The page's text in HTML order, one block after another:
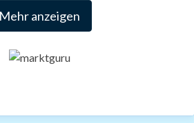
Herstellern und Händlern neben
und attraktivsten
Mehr anzeigen